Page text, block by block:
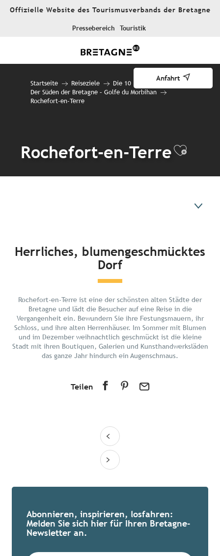
AllerOffizielle Website des Tourismusverbands der Bretagne
Pressebereich Touristik
Anfahrt
Startseite Reiseziele
Die 10 Reiseziele
Der Süden der Bretagne – Golfe du Morbihan
Rochefort-en-Terre
Rochefort-en-Terre
Planen Sie Ihren Urlaub
Herrliches, blumengeschmücktes
Dorf
Rochefort-en-Terre ist eine der schönsten alten Städte der
Bretagne und lädt die Besucher auf eine Reise in die
Vergangenheit ein. Bewundern Sie ihre Festungsmauern, ihr
Schloss, und ihre alten Herrenhäuser. Im Sommer mit Blumen
und im Dezember weihnachtlich geschmückt ist die kleine
Stadt mit ihren Boutiquen, Galerien und Kunsthandwerksläden
das ganze Jahr hindurch ein Augenschmaus.
Teilen
Abonnieren, inspirieren, losfahren:
Melden Sie sich hier für Ihren Bretagne-
Newsletter an.